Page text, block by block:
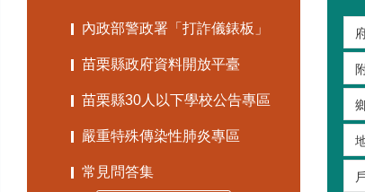
內政部警政署「打詐儀錶板」
苗栗縣政府資料開放平臺
苗栗縣30人以下學校公告專區
嚴重特殊傳染性肺炎專區
常見問答集